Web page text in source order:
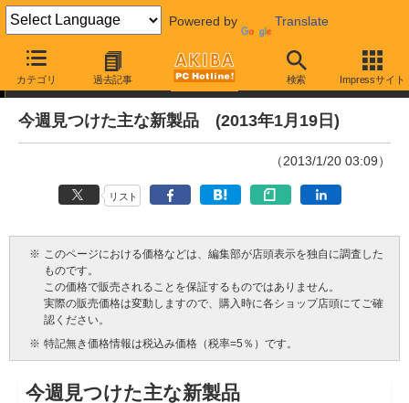
Powered by Translate
カテゴリ 過去記事 検索 Impressサイト
今週見つけた新製品
今週見つけた主な新製品 (2013年1月19日)
（2013/1/20 03:09）
リスト
※ このページにおける価格などは、編集部が店頭表示を独自に調査した
ものです。
この価格で販売されることを保証するものではありません。
実際の販売価格は変動しますので、購入時に各ショップ店頭にてご確
認ください。
※ 特記無き価格情報は税込み価格（税率=5％）です。
今週見つけた主な新製品